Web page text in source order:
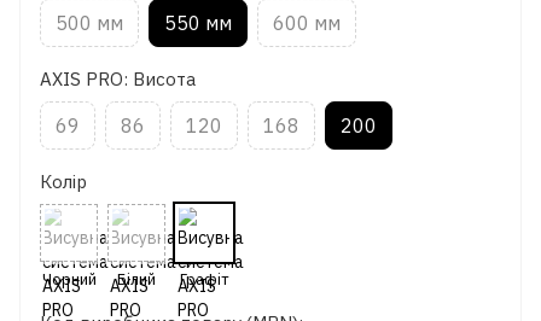
500 мм 550 мм 600 мм
AXIS PRO: Висота
69 86 120 168 200
Колір